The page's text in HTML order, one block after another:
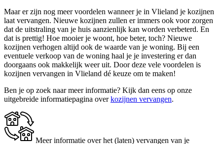
Maar er zijn nog meer voordelen wanneer je in Vlieland je kozijnen
laat vervangen. Nieuwe kozijnen zullen er immers ook voor zorgen
dat de uitstraling van je huis aanzienlijk kan worden verbeterd. En
dat is prettig! Hoe mooier je woont, hoe beter, toch? Nieuwe
kozijnen verhogen altijd ook de waarde van je woning. Bij een
eventuele verkoop van de woning haal je je investering er dan
doorgaans ook makkelijk weer uit. Door deze vele voordelen is
kozijnen vervangen in Vlieland dé keuze om te maken!
Ben je op zoek naar meer informatie? Kijk dan eens op onze
uitgebreide informatiepagina overkozijnen vervangen.
Meer informatie over het (laten) vervangen van je